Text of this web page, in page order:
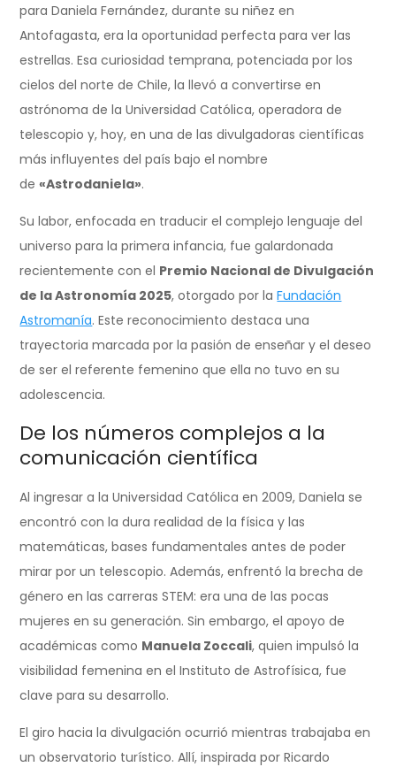
para Daniela Fernández, durante su niñez en
Antofagasta, era la oportunidad perfecta para ver las
estrellas. Esa curiosidad temprana, potenciada por los
cielos del norte de Chile, la llevó a convertirse en
astrónoma de la Universidad Católica, operadora de
telescopio y, hoy, en una de las divulgadoras científicas
más influyentes del país bajo el nombre
de«Astrodaniela».
Su labor, enfocada en traducir el complejo lenguaje del
universo para la primera infancia, fue galardonada
recientemente con el Premio Nacional de Divulgación
de la Astronomía 2025, otorgado por laFundación
Astromanía. Este reconocimiento destaca una
trayectoria marcada por la pasión de enseñar y el deseo
de ser el referente femenino que ella no tuvo en su
adolescencia.
De los números complejos a la
comunicación científica
Al ingresar a la Universidad Católica en 2009, Daniela se
encontró con la dura realidad de la física y las
matemáticas, bases fundamentales antes de poder
mirar por un telescopio. Además, enfrentó la brecha de
género en las carreras STEM: era una de las pocas
mujeres en su generación. Sin embargo, el apoyo de
académicas como Manuela Zoccali, quien impulsó la
visibilidad femenina en el Instituto de Astrofísica, fue
clave para su desarrollo.
El giro hacia la divulgación ocurrió mientras trabajaba en
un observatorio turístico. Allí, inspirada por Ricardo